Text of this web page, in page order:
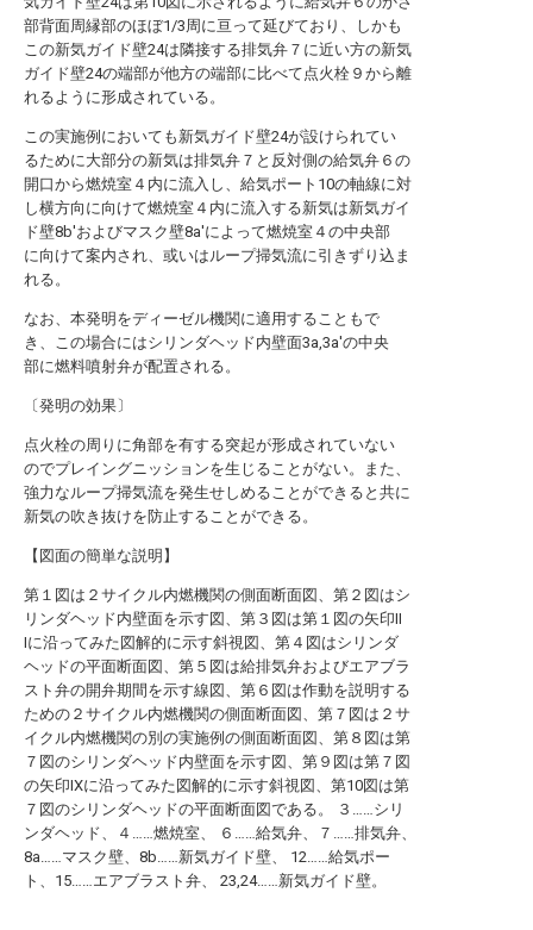
部背面周縁部のほぼ1/3周に亘って延びており、しかも
この新気ガイド壁24は隣接する排気弁７に近い方の新気
ガイド壁24の端部が他方の端部に比べて点火栓９から離
れるように形成されている。
この実施例においても新気ガイド壁24が設けられてい
るために大部分の新気は排気弁７と反対側の給気弁６の
開口から燃焼室４内に流入し、給気ポート10の軸線に対
し横方向に向けて燃焼室４内に流入する新気は新気ガイ
ド壁8b′およびマスク壁8a′によって燃焼室４の中央部
に向けて案内され、或いはループ掃気流に引きずり込ま
れる。
なお、本発明をディーゼル機関に適用することもで
き、この場合にはシリンダヘッド内壁面3a,3a′の中央
部に燃料噴射弁が配置される。
〔発明の効果〕
点火栓の周りに角部を有する突起が形成されていない
のでプレイングニッションを生じることがない。また、
強力なループ掃気流を発生せしめることができると共に
新気の吹き抜けを防止することができる。
【図面の簡単な説明】
第１図は２サイクル内燃機関の側面断面図、第２図はシ
リンダヘッド内壁面を示す図、第３図は第１図の矢印II
Iに沿ってみた図解的に示す斜視図、第４図はシリンダ
ヘッドの平面断面図、第５図は給排気弁およびエアブラ
スト弁の開弁期間を示す線図、第６図は作動を説明する
ための２サイクル内燃機関の側面断面図、第７図は２サ
イクル内燃機関の別の実施例の側面断面図、第８図は第
７図のシリンダヘッド内壁面を示す図、第９図は第７図
の矢印IXに沿ってみた図解的に示す斜視図、第10図は第
７図のシリンダヘッドの平面断面図である。 ３……シリ
ンダヘッド、４……燃焼室、 ６……給気弁、７……排気弁、
8a……マスク壁、8b……新気ガイド壁、 12……給気ポー
ト、15……エアブラスト弁、 23,24……新気ガイド壁。